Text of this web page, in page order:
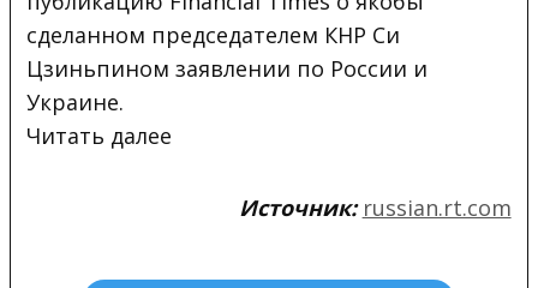
сделанном председателем КНР Си
Цзиньпином заявлении по России и
Украине.
Читать далее
Источник: russian.rt.com